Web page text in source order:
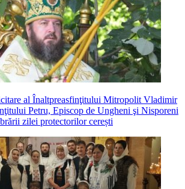
al Înaltpreasfinţitului Mitropolit Vladimir
Petru, Episcop de Ungheni şi Nisporeni
zilei protectorilor cerești